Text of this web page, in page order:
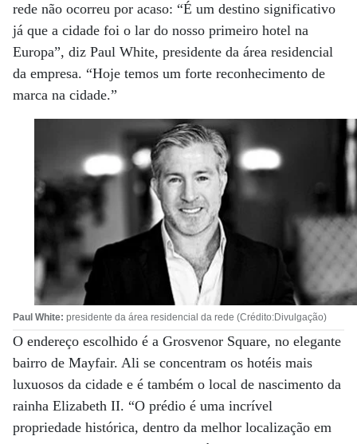
rede não ocorreu por acaso: “É um destino significativo
já que a cidade foi o lar do nosso primeiro hotel na
Europa”, diz Paul White, presidente da área residencial
da empresa. “Hoje temos um forte reconhecimento de
marca na cidade.”
Paul White: presidente da área residencial da rede (Crédito:Divulgação)
O endereço escolhido é a Grosvenor Square, no elegante
bairro de Mayfair. Ali se concentram os hotéis mais
luxuosos da cidade e é também o local de nascimento da
rainha Elizabeth II. “O prédio é uma incrível
propriedade histórica, dentro da melhor localização em